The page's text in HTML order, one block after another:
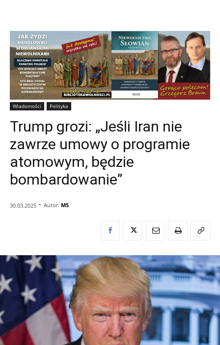
Wiadomości Polityka
Trump grozi: „Jeśli Iran nie
zawrze umowy o programie
atomowym, będzie
bombardowanie”
30.03.2025 - Autor: MS